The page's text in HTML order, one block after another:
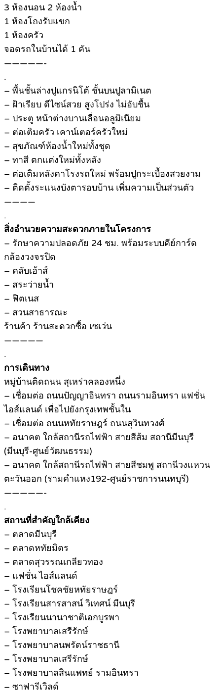
3 ห้องนอน 2 ห้องน้ำ
1 ห้องโถงรับแขก
1 ห้องครัว
จอดรถในบ้านได้ 1 คัน
—————-
.
– พื้นชั้นล่างปูแกรนิโต้ ชั้นบนปูลามิเนต
– ฝ้าเรียบ ดีไซน์สวย สูงโปร่ง ไม่อับชื้น
– ประตู หน้าต่างบานเลื่อนอลูมิเนียม
– ต่อเติมครัว เคาน์เตอร์ครัวใหม่
– สุขภัณฑ์ห้องน้ำใหม่ทั้งชุด
– ทาสี ตกแต่งใหม่ทั้งหลัง
– ต่อเติมหลังคาโรงรถใหม่ พร้อมปูกระเบื้องสวยงาม
– ติดตั้งระแนงบังตารอบบ้าน เพิ่มความเป็นส่วนตัว
————
.
สิ่งอำนวยความสะดวกภายในโครงการ
– รักษาความปลอดภัย 24 ชม. พร้อมระบบคีย์การ์ด
กล้องวงจรปิด
– คลับเฮ้าส์
– สระว่ายน้ำ
– ฟิตเนส
– สวนสาธารณะ
ร้านค้า ร้านสะดวกซื้อ เซเว่น
—————
.
การเดินทาง
หมู่บ้านติดถนน สุเหร่าคลองหนึ่ง
– เชื่อมต่อ ถนนปัญญาอินทรา ถนนรามอินทรา แฟชั่น
ไอส์แลนด์ เพื่อไปยังกรุงเทพชั้นใน
– เชื่อมต่อ ถนนหทัยราษฎร์ ถนนสุวินทวงศ์
– อนาคต ใกล้สถานีรถไฟฟ้า สายสีส้ม สถานีมีนบุรี
(มีนบุรี-ศูนย์วัฒนธรรม)
– อนาคต ใกล้สถานีรถไฟฟ้า สายสีชมพู สถานีวงแหวน
ตะวันออก (รามคำแหง192-ศูนย์ราชการนนทบุรี)
—————-
.
สถานที่สำคัญใกล้เคียง
– ตลาดมีนบุรี
– ตลาดหทัยมิตร
– ตลาดสุวรรณเกลียวทอง
– แฟชั่น ไอส์แลนด์
– โรงเรียนโชคชัยหทัยราษฎร์
– โรงเรียนสารสาสน์ วิเทศน์ มีนบุรี
– โรงเรียนนานาชาติเอกบูรพา
– โรงพยาบาลเสรีรักษ์
– โรงพยาบาลนพรัตน์ราชธานี
– โรงพยาบาลเสรีรักษ์
– โรงพยาบาลสินแพทย์ รามอินทรา
– ซาฟารีเวิลด์